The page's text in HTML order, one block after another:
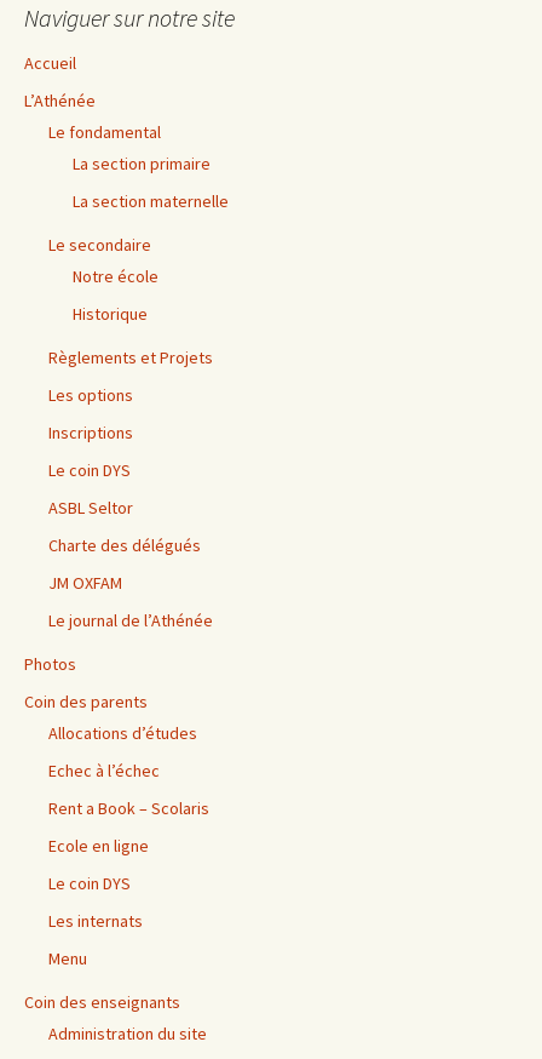
Naviguer sur notre site
Accueil
L’Athénée
Le fondamental
La section primaire
La section maternelle
Le secondaire
Notre école
Historique
Règlements et Projets
Les options
Inscriptions
Le coin DYS
ASBL Seltor
Charte des délégués
JM OXFAM
Le journal de l’Athénée
Photos
Coin des parents
Allocations d’études
Echec à l’échec
Rent a Book – Scolaris
Ecole en ligne
Le coin DYS
Les internats
Menu
Coin des enseignants
Administration du site